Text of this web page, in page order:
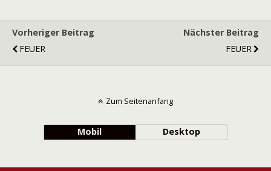
Vorheriger Beitrag
FEUER
Nächster Beitrag
FEUER
Zum Seitenanfang
Mobil Desktop